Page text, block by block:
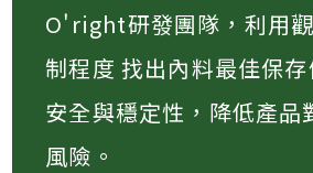
O'right研發團隊，利用
制程度 找出內料最佳保
安全與穩定性，降低產品
風險​。